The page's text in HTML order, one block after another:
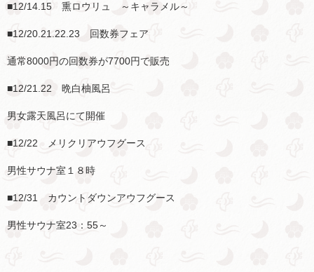
■12/14.15 熏ロウリュ ～キャラメル～
■12/20.21.22.23 回数券フェア
通常8000円の回数券が7700円で販売
■12/21.22 晩白柚風呂
男女露天風呂にて開催
■12/22 メリクリアウフグース
男性サウナ室１８時
■12/31 カウントダウンアウフグース
男性サウナ室23：55～